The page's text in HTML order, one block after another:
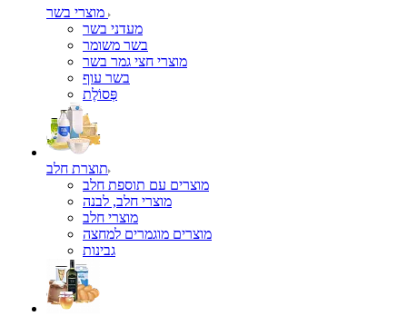
מעדני בשר
בשר משומר
מוצרי חצי גמר בשר
בשר עוף
פְּסוֹלֶת
תוצרת חלב
מוצרים עם תוספת חלב
מוצרי חלב, לבנה
מוצרי חלב
מוצרים מוגמרים למחצה
גבינות